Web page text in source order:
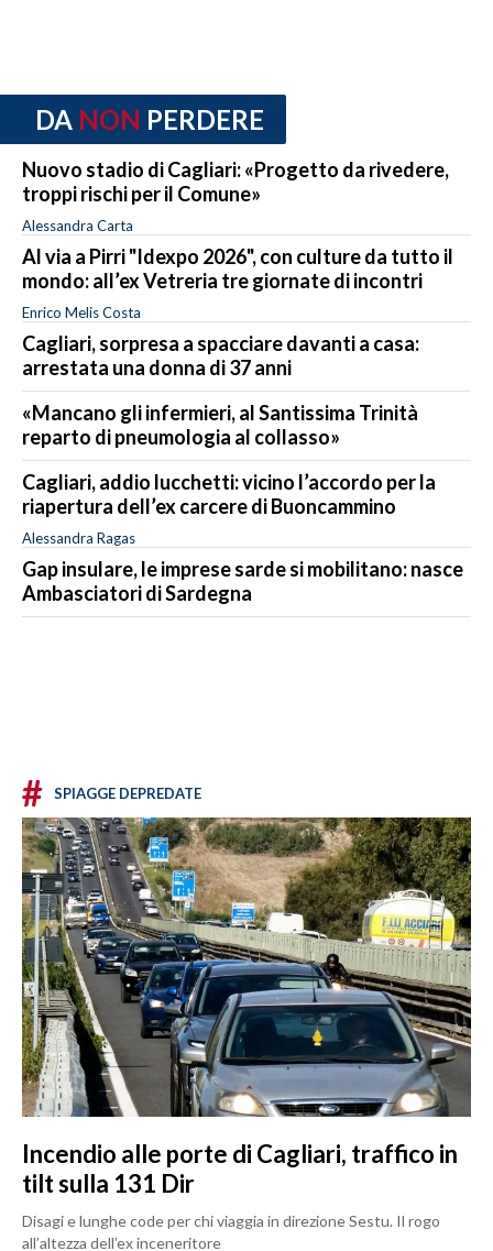
DA NON PERDERE
Nuovo stadio di Cagliari: «Progetto da rivedere,
troppi rischi per il Comune»
Alessandra Carta
Al via a Pirri "Idexpo 2026", con culture da tutto il
mondo: all’ex Vetreria tre giornate di incontri
Enrico Melis Costa
Cagliari, sorpresa a spacciare davanti a casa:
arrestata una donna di 37 anni
«Mancano gli infermieri, al Santissima Trinità
reparto di pneumologia al collasso»
Cagliari, addio lucchetti: vicino l’accordo per la
riapertura dell’ex carcere di Buoncammino
Alessandra Ragas
Gap insulare, le imprese sarde si mobilitano: nasce
Ambasciatori di Sardegna
# SPIAGGE DEPREDATE
Incendio alle porte di Cagliari, traffico in
tilt sulla 131 Dir
Disagi e lunghe code per chi viaggia in direzione Sestu. Il rogo
all’altezza dell’ex inceneritore